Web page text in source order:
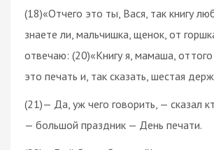
(18)«Отчего это ты, Вася, так книгу
знаете ли, мальчишка, щенок, от
отвечаю: (20)«Книгу я, мамаша,
это печать и, так сказать, шестая
(21)— Да, уж чего говорить, — сказал
— большой праздник — День печати.